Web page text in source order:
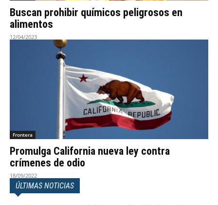
Buscan prohibir químicos peligrosos en
alimentos
12/04/2023
Frontera
Promulga California nueva ley contra
crímenes de odio
18/09/2022
ÚLTIMAS NOTICIAS